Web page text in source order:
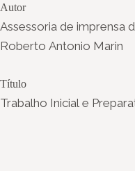
Autor
Assessoria de imprensa da Casa da Memória
Roberto Antonio Marin
Título
Trabalho Inicial e